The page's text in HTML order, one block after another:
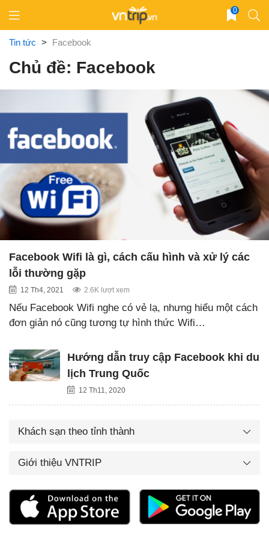
content
0
Tin tức > Facebook
Chủ đề: Facebook
Facebook Wifi là gì, cách cấu hình và xử lý các
lỗi thường gặp
12 Th4, 2021 2.6K lượt xem
Nếu Facebook Wifi nghe có vẻ lạ, nhưng hiểu một cách
đơn giản nó cũng tương tự hình thức Wifi…
Hướng dẫn truy cập Facebook khi du
lịch Trung Quốc
12 Th11, 2020
Khách sạn theo tỉnh thành
Giới thiệu VNTRIP